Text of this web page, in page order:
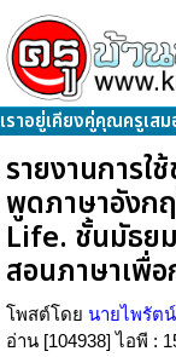
เราอยู่เคียงคู่คุณครูเสม
รายงานการใ
พูดภาษาอังก
Life. ชั้นมัธย
สอนภาษาเพื่อ
โพสต์โดย นายไพรัต
อ่าน [104938] ไอพี :